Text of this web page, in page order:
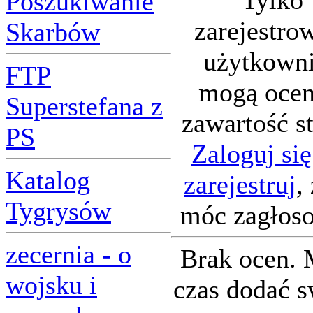
Skarbów
FTP
Superstefana z
PS
Katalog
Tygrysów
zecernia - o
wojsku i
mogą
zawartość
Zaloguj się
zarejestruj,
móc
Brak ocen.
czas dodać